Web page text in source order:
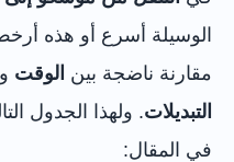
الوسيلة أسرع أو هذه
مقارنة ناضجة بين الوقت و
التبديلات. ولهذا الجدول
في المقال: